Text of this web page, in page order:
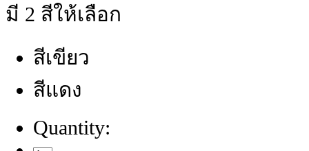
มี 2 สีให้เลือก
สีเขียว
สีแดง
Quantity: